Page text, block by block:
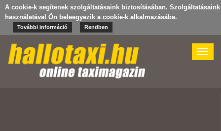
A cookie-k segítenek szolgáltatásaink biztosításában. Szolgáltatásaink
használatával Ön beleegyezik a cookie-k alkalmazásába.
További információ Rendben
Toggle